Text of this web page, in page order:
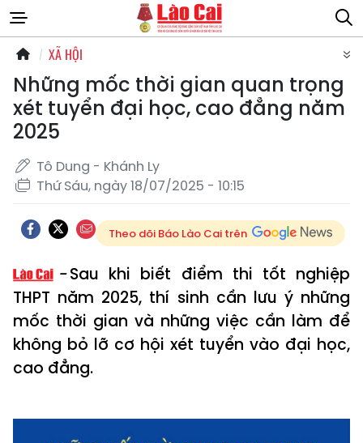
XÃ HỘI
Những mốc thời gian quan trọng
xét tuyển đại học, cao đẳng năm
2025
Tô Dung - Khánh Ly
Thứ Sáu, ngày 18/07/2025 - 10:15
Theo dõi Báo Lào Cai trên
Sau khi biết điểm thi tốt nghiệp
THPT năm 2025, thí sinh cần lưu ý những
mốc thời gian và những việc cần làm để
không bỏ lỡ cơ hội xét tuyển vào đại học,
cao đẳng.